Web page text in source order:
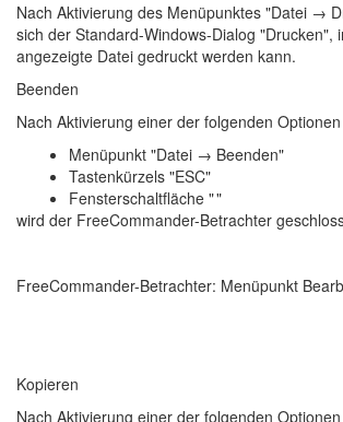
Nach Aktivierung des Menüpunktes "Datei →
sich der Standard-Windows-Dialog "Drucken",
angezeigte Datei gedruckt werden kann.
Beenden
Nach Aktivierung einer der folgenden Optionen
Menüpunkt "Datei → Beenden"
Tastenkürzels "ESC"
Fensterschaltfläche ""
wird der FreeCommander-Betrachter
FreeCommander-Betrachter: Menüpunkt
Kopieren
Nach Aktivierung einer der folgenden Optionen